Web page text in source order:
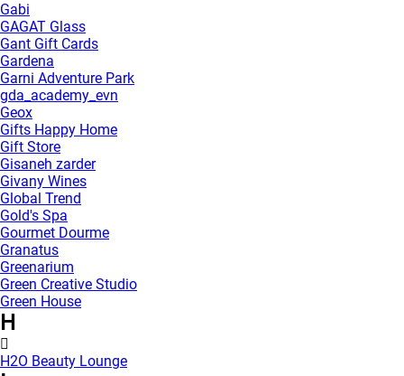
Gabi
GAGAT Glass
Gant Gift Cards
Gardena
Garni Adventure Park
gda_academy_evn
Geox
Gifts Happy Home
Gift Store
Gisaneh zarder
Givany Wines
Global Trend
Gold's Spa
Gourmet Dourme
Granatus
Greenarium
Green Creative Studio
Green House
H
H2O Beauty Lounge